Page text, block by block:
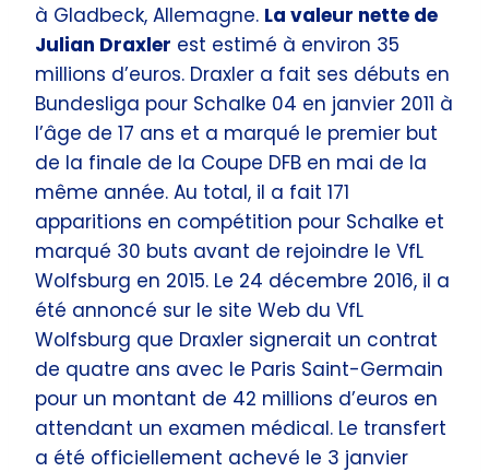
à Gladbeck, Allemagne. La valeur nette de
Julian Draxler est estimé à environ 35
millions d’euros. Draxler a fait ses débuts en
Bundesliga pour Schalke 04 en janvier 2011 à
l’âge de 17 ans et a marqué le premier but
de la finale de la Coupe DFB en mai de la
même année. Au total, il a fait 171
apparitions en compétition pour Schalke et
marqué 30 buts avant de rejoindre le VfL
Wolfsburg en 2015. Le 24 décembre 2016, il a
été annoncé sur le site Web du VfL
Wolfsburg que Draxler signerait un contrat
de quatre ans avec le Paris Saint-Germain
pour un montant de 42 millions d’euros en
attendant un examen médical. Le transfert
a été officiellement achevé le 3 janvier